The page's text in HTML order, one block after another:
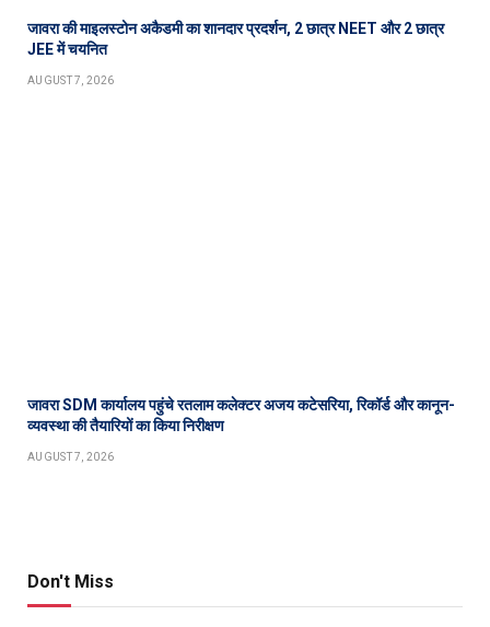
जावरा की माइलस्टोन अकैडमी का शानदार प्रदर्शन, 2 छात्र NEET और 2 छात्र
JEE में चयनित
AUGUST 7, 2026
जावरा SDM कार्यालय पहुंचे रतलाम कलेक्टर अजय कटेसरिया, रिकॉर्ड और कानून-
व्यवस्था की तैयारियों का किया निरीक्षण
AUGUST 7, 2026
Don't Miss